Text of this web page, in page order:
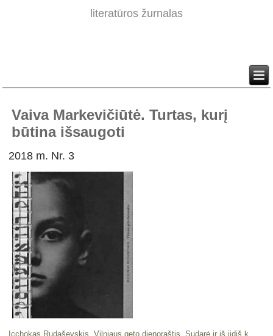
literatūros žurnalas
Vaiva Markevičiūtė. Turtas, kurį
būtina išsaugoti
2018 m. Nr. 3
Icchokas Rudaševskis. Vilniaus geto dienoraštis. Sudarė ir iš jidiš k.